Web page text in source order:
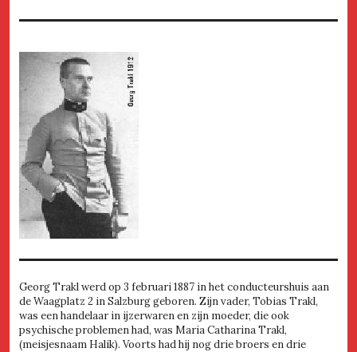
Georg Trakl werd op 3 februari 1887 in het conducteurshuis aan
de Waagplatz 2 in Salzburg geboren. Zijn vader, Tobias Trakl,
was een handelaar in ijzerwaren en zijn moeder, die ook
psychische problemen had, was Maria Catharina Trakl,
(meisjesnaam Halik). Voorts had hij nog drie broers en drie